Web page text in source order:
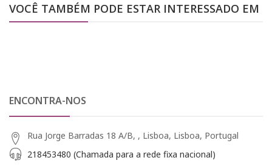
VOCÊ TAMBÉM PODE ESTAR INTERESSADO EM
ENCONTRA-NOS
Rua Jorge Barradas 18 A/B, , Lisboa, Lisboa, Portugal
218453480 (Chamada para a rede fixa nacional)